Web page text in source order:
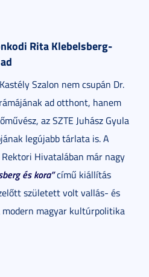
Rita Klebelsberg-
Szalon nem csupán Dr.
ad otthont, hanem
az SZTE Juhász Gyula
legújabb tárlata is. A
Hivatalában már nagy
és kora”című kiállítás
született volt vallás- és
magyar kultúrpolitika